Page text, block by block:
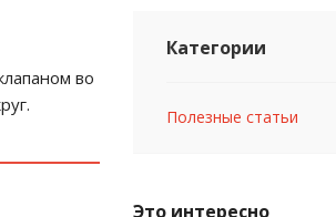
во
Категории
Полезные статьи
Это интересно